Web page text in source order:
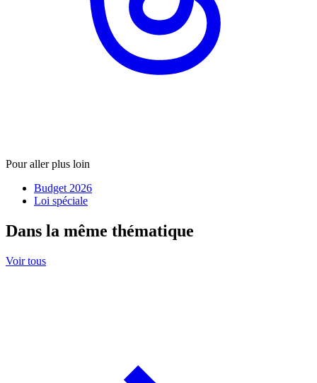
Pour aller plus loin
Budget 2026
Loi spéciale
Dans la même thématique
Voir tous